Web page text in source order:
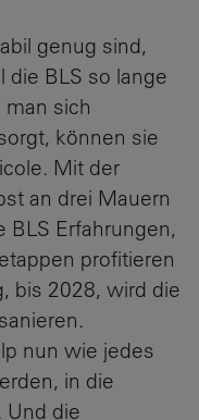
genug sind,
die BLS so lange
sich
können sie
Mit der
an drei Mauern
BLS Erfahrungen,
profitieren
bis 2028, wird die
nun wie jedes
in die
Und die